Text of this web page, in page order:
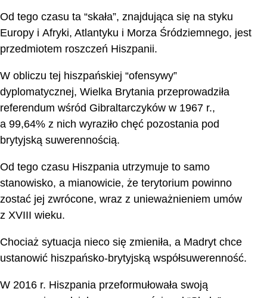
Od tego czasu ta “skała”, znajdująca się na styku
Europy i Afryki, Atlantyku i Morza Śródziemnego, jest
przedmiotem roszczeń Hiszpanii.
W obliczu tej hiszpańskiej “ofensywy”
dyplomatycznej, Wielka Brytania przeprowadziła
referendum wśród Gibraltarczyków w 1967 r.,
a 99,64% z nich wyraziło chęć pozostania pod
brytyjską suwerennością.
Od tego czasu Hiszpania utrzymuje to samo
stanowisko, a mianowicie, że terytorium powinno
zostać jej zwrócone, wraz z unieważnieniem umów
z XVIII wieku.
Chociaż sytuacja nieco się zmieniła, a Madryt chce
ustanowić hiszpańsko-brytyjską współsuwerenność.
W 2016 r. Hiszpania przeformułowała swoją